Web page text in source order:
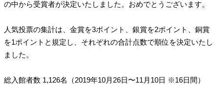
の中から受賞者が決定いたしました。おめでとうございます。
人気投票の集計は、金賞を3ポイント、銀賞を2ポイント、銅賞
を1ポイントと規定し、それぞれの合計点数で順位を決定いたし
ました。
総入館者数 1,126名（2019年10月26日〜11月10日 ※16日間）